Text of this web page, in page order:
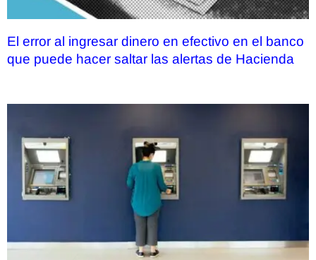
El error al ingresar dinero en efectivo en el banco
que puede hacer saltar las alertas de Hacienda